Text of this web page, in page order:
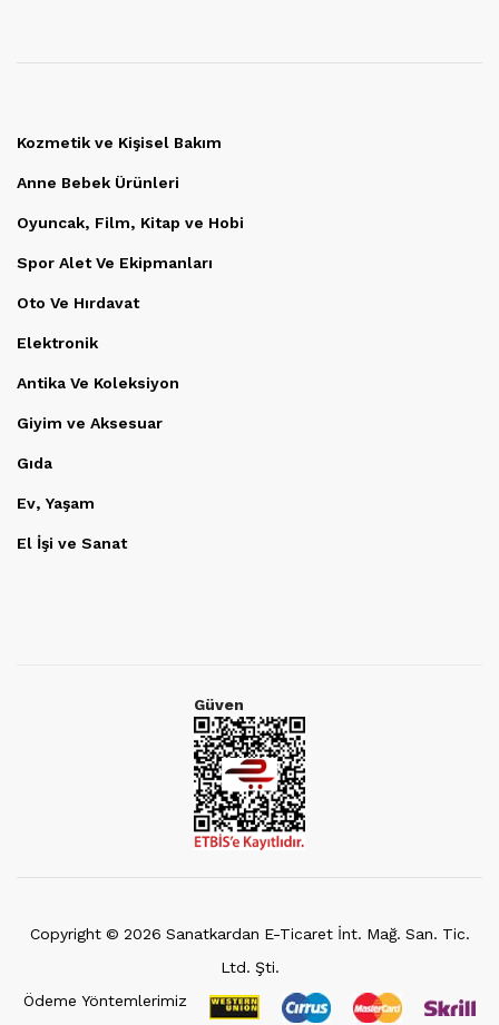
Kozmetik ve Kişisel Bakım
Anne Bebek Ürünleri
Oyuncak, Film, Kitap ve Hobi
Spor Alet Ve Ekipmanları
Oto Ve Hırdavat
Elektronik
Antika Ve Koleksiyon
Giyim ve Aksesuar
Gıda
Ev, Yaşam
El İşi ve Sanat
Güven
Copyright © 2026 Sanatkardan E-Ticaret İnt. Mağ. San. Tic.
Ltd. Şti.
Ödeme Yöntemlerimiz